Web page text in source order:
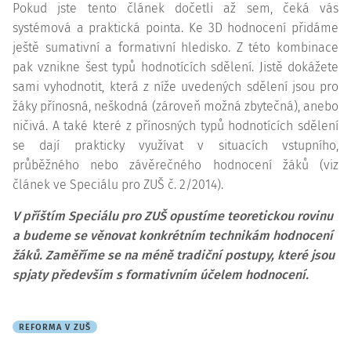
Pokud jste tento článek dočetli až sem, čeká vás
systémová a praktická pointa. Ke 3D hodnocení přidáme
ještě sumativní a formativní hledisko. Z této kombinace
pak vznikne šest typů hodnotících sdělení. Jistě dokážete
sami vyhodnotit, která z níže uvedených sdělení jsou pro
žáky přínosná, neškodná (zároveň možná zbytečná), anebo
ničivá. A také které z přínosných typů hodnotících sdělení
se dají prakticky využívat v situacích vstupního,
průběžného nebo závěrečného hodnocení žáků (viz
článek ve Speciálu pro ZUŠ č. 2/2014).
V příštím Speciálu pro ZUŠ opustíme teoretickou rovinu
a budeme se věnovat konkrétním technikám hodnocení
žáků. Zaměříme se na méně tradiční postupy, které jsou
spjaty především s formativním účelem hodnocení.
REFORMA V ZUŠ